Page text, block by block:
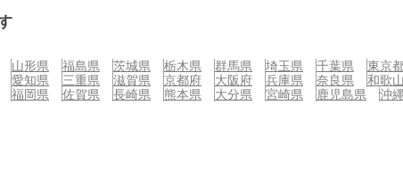
山形県 福島県 茨城県 栃木県 群馬県 埼玉県 千葉県
東京
愛知県 三重県 滋賀県 京都府 大阪府 兵庫県 奈良県
和歌
福岡県 佐賀県 長崎県 熊本県 大分県 宮崎県 鹿児島県 沖